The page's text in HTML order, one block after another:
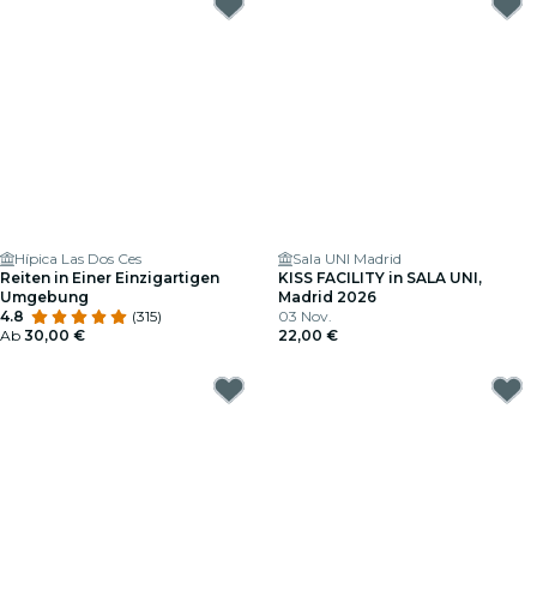
Hípica Las Dos Ces
Reiten in Einer Einzigartigen
Umgebung
4.8
(315)
Ab 30,00 €
Sala UNI Madrid
KISS FACILITY in SALA UNI,
Madrid 2026
03 Nov.
22,00 €